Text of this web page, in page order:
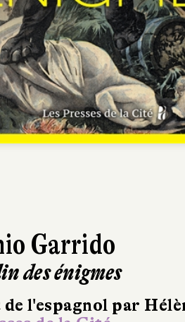
Garrido
des énigmes
l'espagnol par